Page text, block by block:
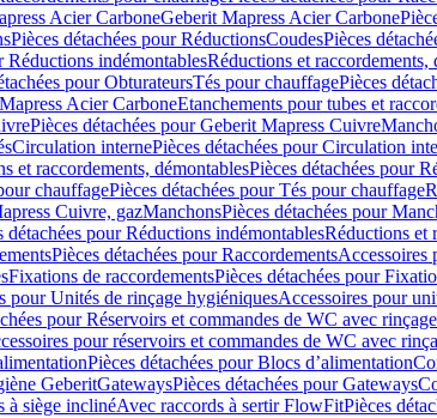
Acier CarboneGeberit Mapress Acier Carbone
Pièces détachées pour RéductionsCoudesPièces
Réductions indémontablesRéductions et raccordements,
pour ObturateursTés pour chauffagePièces
Acier CarboneEtanchements pour tubes et
Pièces détachées pour Geberit Mapress Cuivre
Circulation internePièces détachées pour Circulation
et raccordements, démontablesPièces détachées pour
chauffagePièces détachées pour Tés pour chauffage
Cuivre, gazManchonsPièces détachées pour
détachées pour Réductions indémontablesRéductions et
Pièces détachées pour RaccordementsAccessoires
Fixations de raccordementsPièces détachées pour
pour Unités de rinçage hygiéniquesAccessoires pour
pour Réservoirs et commandes de WC avec
pour réservoirs et commandes de WC avec
Pièces détachées pour Blocs d’alimentation
GeberitGatewaysPièces détachées pour Gateways
à siège inclinéAvec raccords à sertir FlowFitPièces